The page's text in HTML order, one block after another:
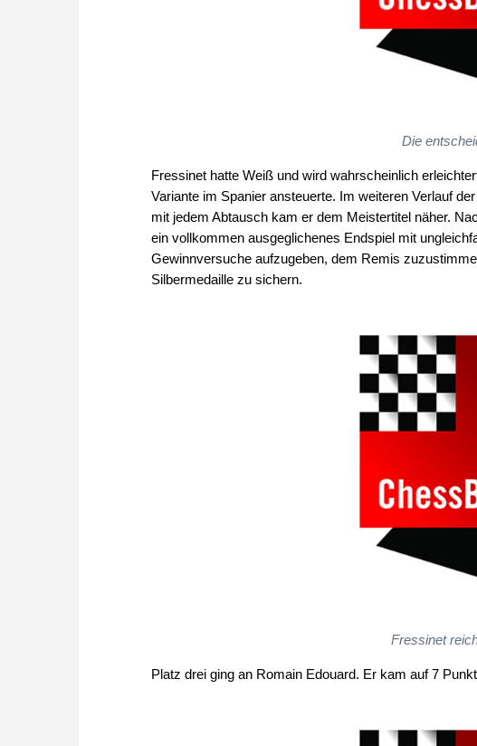
Die
Fressinet hatte Weiß und wird wahrscheinlich
Variante im Spanier ansteuerte. Im weiteren Verlauf
mit jedem Abtausch kam er dem Meistertitel näher.
ein vollkommen ausgeglichenes Endspiel mit
Gewinnversuche aufzugeben, dem Remis
Silbermedaille zu sichern.
Fressinet
Platz drei ging an Romain Edouard. Er kam auf 7